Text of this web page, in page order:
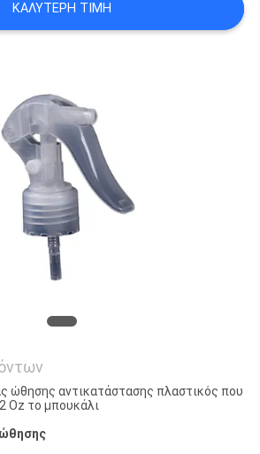
ΚΑΛΎΤΕΡΗ ΤΙΜΉ
ώθησης αντικατάστασης πλαστικός που
Oz το μπουκάλι